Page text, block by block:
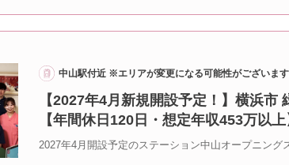
中山駅付近 ※エリアが変更になる可能性がございます
【2027年4月新規開設予定！】横浜市
【年間休日120日・想定年収453万以
2027年4月開設予定のステーション中山オープニング